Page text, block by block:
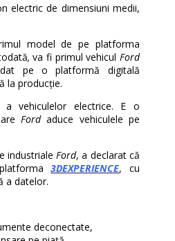
electric de dimensiuni medii,
model de pe platforma
,va fi primul vehicul Ford
pe o platformă digitală
la producție.
vehiculelor electrice. E o
Fordaduce vehiculele pe
industriale Ford, a declarat că
3DEXPERIENCE, cu
a datelor.
deconectate,